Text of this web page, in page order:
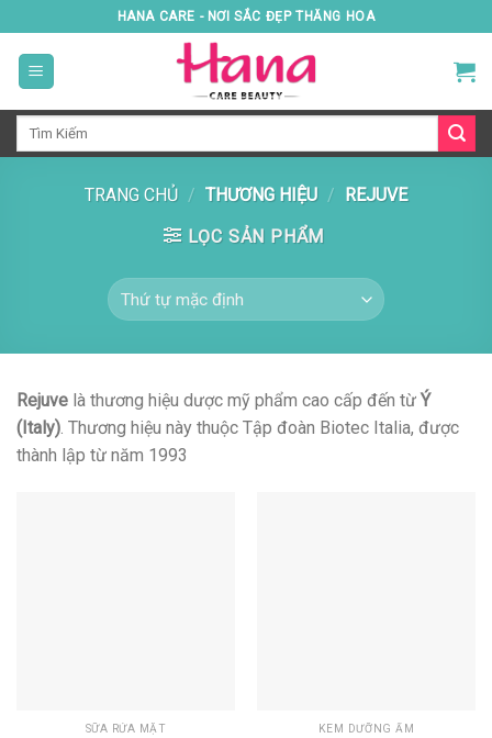
to
content
HANA CARE - NƠI SẮC ĐẸP THĂNG HOA
Tìm
TRANG CHỦ / THƯƠNG HIỆU /
REJUVE
LỌC SẢN PHẨM
Rejuve là thương hiệu dược mỹ phẩm cao cấp đến từÝ
(Italy). Thương hiệu này thuộc Tập đoàn Biotec Italia, được
thành lập từ năm 1993
SỮA RỬA MẶT KEM DƯỠNG ẨM